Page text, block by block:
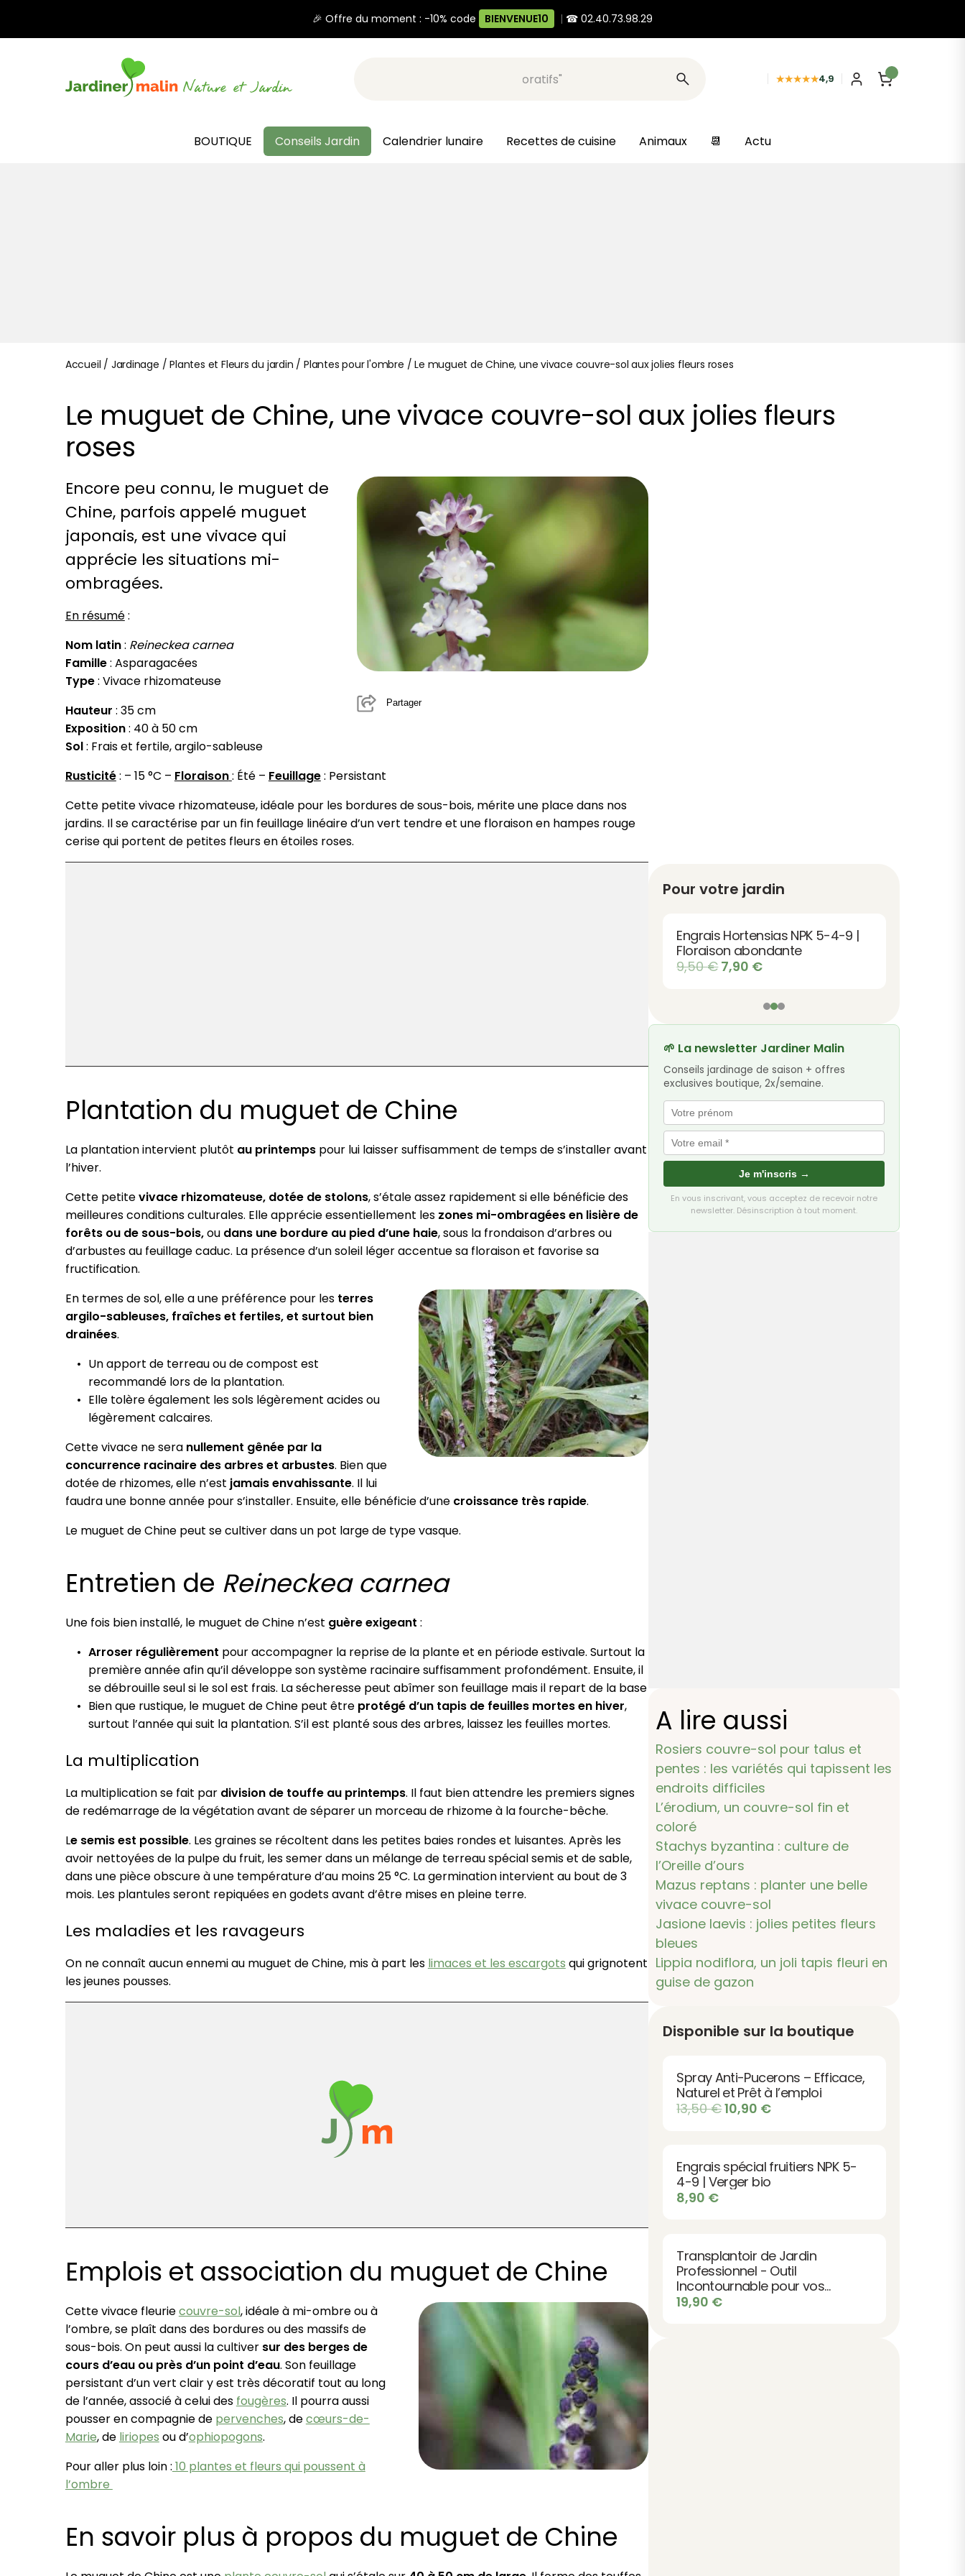
🎉 Offre du moment : -10% code BIENVENUE10 | ☎ 02.40.73.98.29
Recherche, ex: "pots décoratifs" ★★★★★4,9
BOUTIQUE Conseils Jardin Calendrier lunaire Recettes de cuisine Animaux 📆 Actu
Accueil / Jardinage /Plantes et Fleurs du jardin / Plantes pour l'ombre /Le muguet de Chine, une vivace couvre-sol aux jolies fleurs roses
Le muguet de Chine, une vivace couvre-sol aux jolies fleurs
roses
Partager
Encore peu connu, le muguet de
Chine, parfois appelé muguet
japonais, est une vivace qui
apprécie les situations mi-
ombragées.
En résumé:
Nom latin: Reineckea carnea
Famille: Asparagacées
Type: Vivace rhizomateuse
Hauteur : 35 cm
Exposition: 40 à 50 cm
Sol: Frais et fertile, argilo-sableuse
Rusticité: – 15 °C – Floraison: Été – Feuillage: Persistant
Cette petite vivace rhizomateuse, idéale pour les bordures de sous-bois, mérite une place dans nos
jardins. Il se caractérise par un fin feuillage linéaire d’un vert tendre et une floraison en hampes rouge
cerise qui portent de petites fleurs en étoiles roses.
Plantation du muguet de Chine
La plantation intervient plutôt au printempspour lui laisser suffisamment de temps de s’installer avant
l’hiver.
Cette petitevivace rhizomateuse, dotée de stolons, s’étale assez rapidement si elle bénéficie des
meilleures conditions culturales. Elle apprécie essentiellement leszones mi-ombragées en lisière de
forêts ou de sous-bois,ou dans une bordure au pied d’une haie, sous la frondaison d’arbres ou
d’arbustes au feuillage caduc. La présence d’un soleil léger accentue sa floraison et favorise sa
fructification.
En termes de sol, elle a une préférence pour les terres
argilo-sableuses, fraîches et fertiles, et surtout bien
drainées.
Un apport de terreau ou de compost est
recommandé lors de la plantation.
Elle tolère également les sols légèrement acides ou
légèrement calcaires.
Cette vivace ne sera nullement gênée par la
concurrence racinaire des arbres et arbustes. Bien que
dotée de rhizomes, elle n’est jamais envahissante. Il lui
faudra une bonne année pour s’installer. Ensuite, elle bénéficie d’une croissance très rapide.
Le muguet de Chine peut se cultiver dans un pot large de type vasque.
Entretien de Reineckea carnea
Une fois bien installé, le muguet de Chine n’est guère exigeant :
Arroser régulièrement pour accompagner la reprise de la plante et en période estivale. Surtout la
première année afin qu’il développe son système racinaire suffisamment profondément. Ensuite, il
se débrouille seul si le sol est frais. La sécheresse peut abîmer son feuillage mais il repart de la base
Bien que rustique, le muguet de Chine peut être protégé d’un tapis de feuilles mortes en hiver,
surtout l’année qui suit la plantation. S’il est planté sous des arbres, laissez les feuilles mortes.
La multiplication
La multiplication se fait pardivision de touffe au printemps. Il faut bien attendre les premiers signes
de redémarrage de la végétation avant de séparer un morceau de rhizome à la fourche-bêche.
Le semis est possible. Les graines se récoltent dans les petites baies rondes et luisantes. Après les
avoir nettoyées de la pulpe du fruit, les semer dans un mélange de terreau spécial semis et de sable,
dans une pièce obscure à une température d’au moins 25 °C. La germination intervient au bout de 3
mois. Les plantules seront repiquées en godets avant d’être mises en pleine terre.
Les maladies et les ravageurs
On ne connaît aucun ennemi au muguet de Chine, mis à part les limaces et les escargots qui grignotent
les jeunes pousses.
Emplois et association du muguet de Chine
Cette vivace fleuriecouvre-sol, idéale à mi-ombre ou à
l’ombre, se plaît dans des bordures ou des massifs de
sous-bois. On peut aussi la cultiver sur des berges de
cours d’eau ou près d’un point d’eau. Son feuillage
persistant d’un vert clair y est très décoratif tout au long
de l’année, associé à celui des fougères. Il pourra aussi
pousser en compagnie de pervenches, decœurs-de-
Marie, de liriopes ou d’ophiopogons.
Pour aller plus loin : 10 plantes et fleurs qui poussent à
l’ombre
En savoir plus à propos du muguet de Chine
Pour votre jardin
Engrais Hortensias NPK 5-4-9 |
Floraison abondante
9,50€Le
7,90 €Le
actuel
est :
🌱 La newsletter Jardiner Malin
Conseils jardinage de saison + offres
exclusives boutique, 2x/semaine.
Je m'inscris →
En vous inscrivant, vous acceptez de recevoir notre
newsletter. Désinscription à tout moment.
A lire aussi
Rosiers couvre-sol pour talus et
pentes : les variétés qui tapissent les
endroits difficiles
L’érodium, un couvre-sol fin et
coloré
Stachys byzantina : culture de
l’Oreille d’ours
Mazus reptans : planter une belle
vivace couvre-sol
Jasione laevis : jolies petites fleurs
bleues
Lippia nodiflora, un joli tapis fleuri en
guise de gazon
Disponible sur la boutique
Spray Anti-Pucerons – Efficace,
Naturel et Prêt à l’emploi
13,50€Le
était :
13,50 €.
10,90 €Le
est :
10,90 €.
Engrais spécial fruitiers NPK 5-
4-9 | Verger bio
8,90 €
Transplantoir de Jardin
Professionnel - Outil
Incontournable pour vos
Plantations
19,90 €